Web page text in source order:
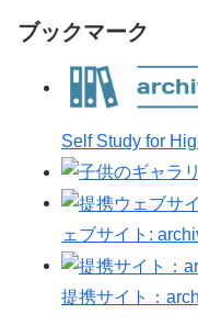
ブックマーク
Self Study for
ェブサイト:
提携サイト：